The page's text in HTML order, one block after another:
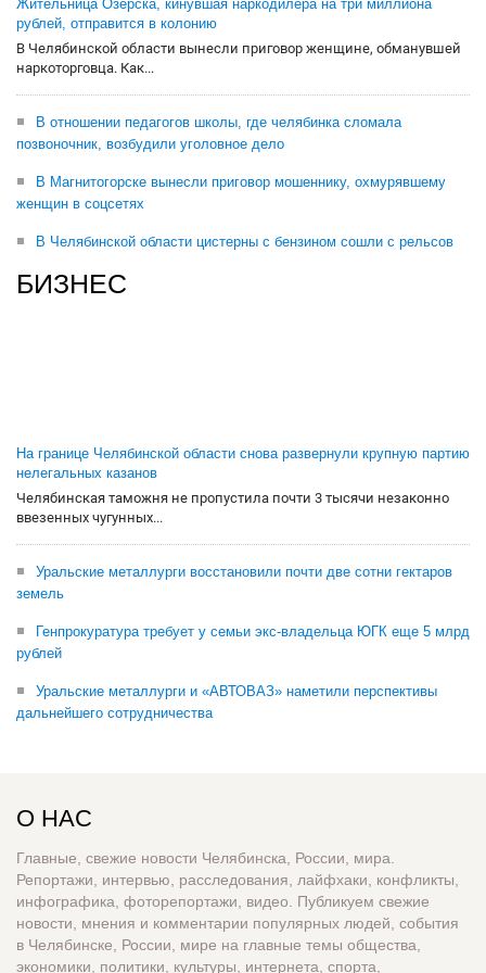
Жительница Озерска, кинувшая наркодилера на три миллиона
рублей, отправится в колонию
В Челябинской области вынесли приговор женщине, обманувшей
наркоторговца. Как...
В отношении педагогов школы, где челябинка сломала
позвоночник, возбудили уголовное дело
В Магнитогорске вынесли приговор мошеннику, охмурявшему
женщин в соцсетях
В Челябинской области цистерны с бензином сошли с рельсов
БИЗНЕС
На границе Челябинской области снова развернули крупную партию
нелегальных казанов
Челябинская таможня не пропустила почти 3 тысячи незаконно
ввезенных чугунных...
Уральские металлурги восстановили почти две сотни гектаров
земель
Генпрокуратура требует у семьи экс-владельца ЮГК еще 5 млрд
рублей
Уральские металлурги и «АВТОВАЗ» наметили перспективы
дальнейшего сотрудничества
О НАС
Главные, свежие новости Челябинска, России, мира.
Репортажи, интервью, расследования, лайфхаки, конфликты,
инфографика, фоторепортажи, видео. Публикуем свежие
новости, мнения и комментарии популярных людей, события
в Челябинске, России, мире на главные темы общества,
экономики, политики, культуры, интернета, спорта,